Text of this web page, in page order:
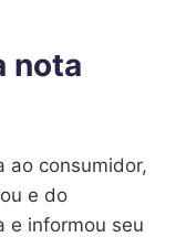
nota
ao consumidor,
e do
e informou seu